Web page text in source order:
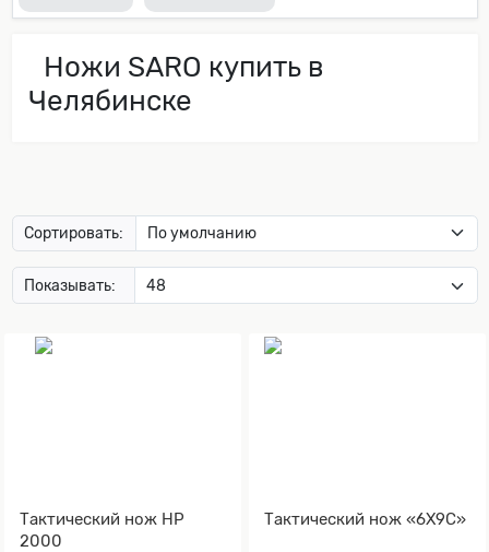
Ножи SARO купить в
Челябинске
Сортировать:
Показывать:
Тактический нож НР
2000
Тактический нож «6Х9С»